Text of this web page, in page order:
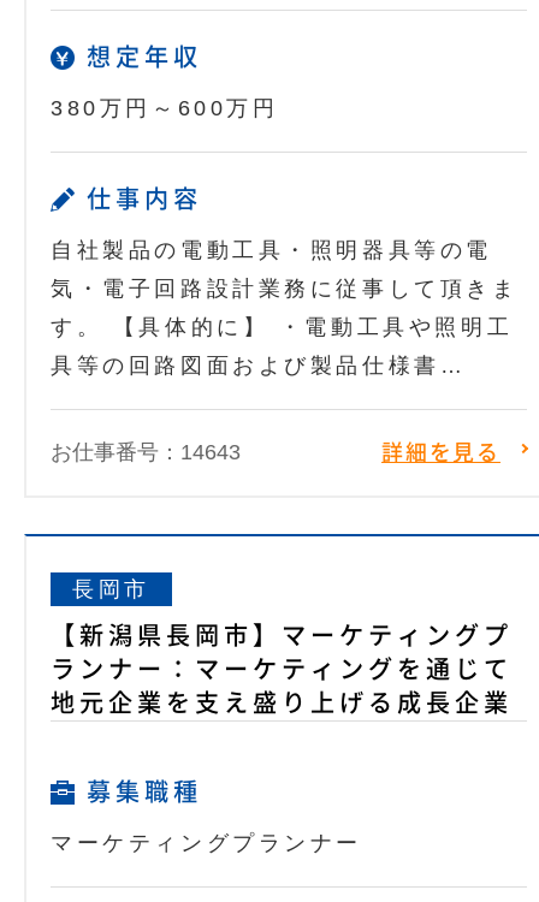
想定年収
380万円～600万円
仕事内容
自社製品の電動工具・照明器具等の電
気・電子回路設計業務に従事して頂きま
す。 【具体的に】 ・電動工具や照明工
具等の回路図面および製品仕様書…
お仕事番号：14643 詳細を見る
長岡市
【新潟県長岡市】マーケティングプ
ランナー：マーケティングを通じて
地元企業を支え盛り上げる成長企業
募集職種
マーケティングプランナー